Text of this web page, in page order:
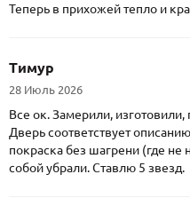
Теперь в прихожей тепло и
Тимур
28 Июль 2026
Все ок. Замерили,
Дверь соответствует
покраска без шагрени (где
собой убрали. Ставлю 5 звезд.